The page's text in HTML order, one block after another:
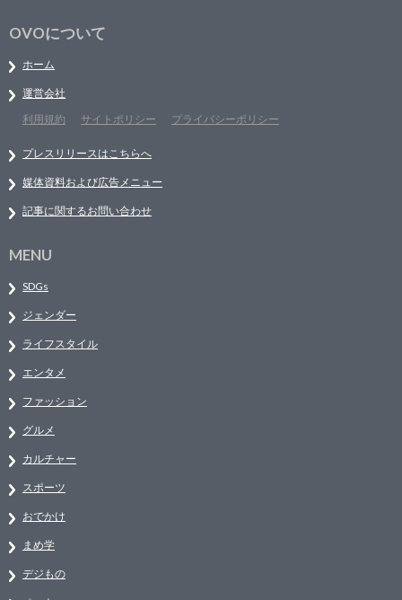
OVOについて
ホーム
運営会社
利用規約
サイトポリシー プライバシーポリシー
プレスリリースはこちらへ
媒体資料および広告メニュー
記事に関するお問い合わせ
MENU
SDGs
ジェンダー
ライフスタイル
エンタメ
ファッション
グルメ
カルチャー
スポーツ
おでかけ
まめ学
デジもの